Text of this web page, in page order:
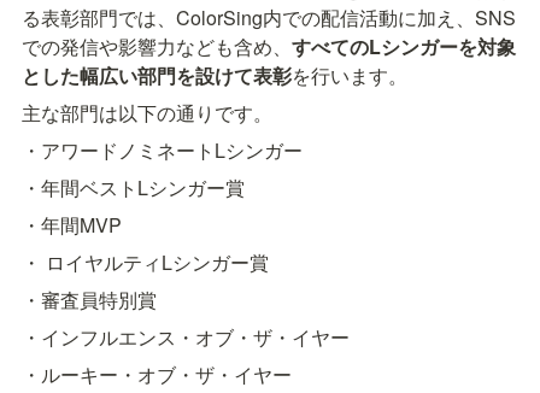
る表彰部門では、ColorSing内での配信活動に加え、SNS
での発信や影響力なども含め、 すべてのLシンガーを対象
とした幅広い部門を設けて表彰を行います。
主な部門は以下の通りです。
・アワードノミネートLシンガー
・年間ベストLシンガー賞
・年間MVP
・ ロイヤルティLシンガー賞
・審査員特別賞
・インフルエンス・オブ・ザ・イヤー
・ルーキー・オブ・ザ・イヤー